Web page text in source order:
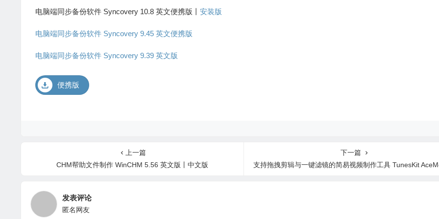
电脑端同步备份软件 Syncovery 10.8 英文便携版丨 安装版
电脑端同步备份软件 Syncovery 9.45 英文便携版
电脑端同步备份软件 Syncovery 9.39 英文版
便携版
上一篇
CHM帮助文件制作 WinCHM 5.56 英文版丨中文版
下一篇
支持拖拽剪辑与一键滤镜的简易视频制作工具 TunesKit AceMovi 5.6.0.30
发表评论
匿名网友